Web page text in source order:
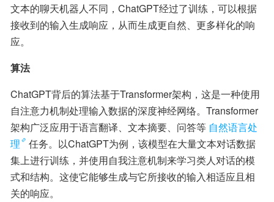
文本的聊天机器人不同，ChatGPT经过了训练，可以根据
接收到的输入生成响应，从而生成更自然、更多样化的响
应。
算法
ChatGPT背后的算法基于Transformer架构，这是一种使用
自注意力机制处理输入数据的深度神经网络。Transformer
架构广泛应用于语言翻译、文本摘要、问答等 自然语言处
理
任务。以ChatGPT为例，该模型在大量文本对话数据
集上进行训练，并使用自我注意机制来学习类人对话的模
式和结构。这使它能够生成与它所接收的输入相适应且相
关的响应。